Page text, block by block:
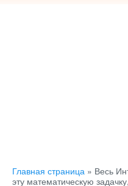
Главная страница » Весь
эту математическую